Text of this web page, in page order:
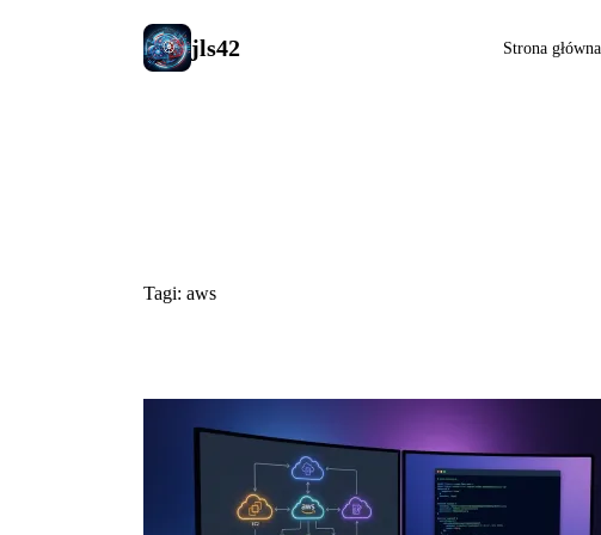
jls42 Strona główna
Tagi: aws